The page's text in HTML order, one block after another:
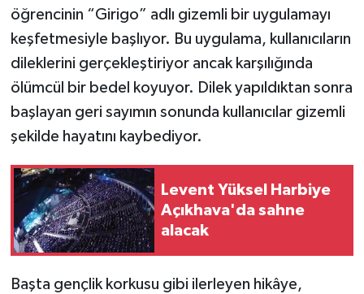
öğrencinin “Girigo” adlı gizemli bir uygulamayı
keşfetmesiyle başlıyor. Bu uygulama, kullanıcıların
dileklerini gerçekleştiriyor ancak karşılığında
ölümcül bir bedel koyuyor. Dilek yapıldıktan sonra
başlayan geri sayımın sonunda kullanıcılar gizemli
şekilde hayatını kaybediyor.
Levent Yüksel Harbiye
Açıkhava'da sahne
alacak
Başta gençlik korkusu gibi ilerleyen hikâye,